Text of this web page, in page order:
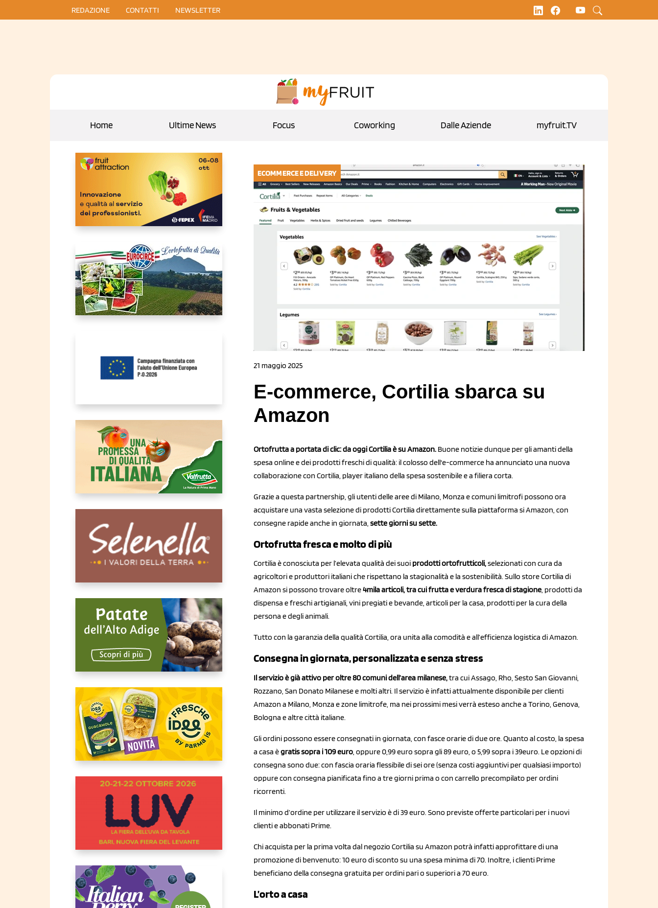
REDAZIONE CONTATTI NEWSLETTER
Home Ultime News Focus Coworking Dalle Aziende myfruit.TV
ECOMMERCE E DELIVERY
21 maggio 2025
E-commerce, Cortilia sbarca su
Amazon
Ortofrutta a portata di clic: da oggi Cortilia è su Amazon. Buone notizie dunque per gli amanti della
spesa online e dei prodotti freschi di qualità: il colosso dell'e-commerce ha annunciato una nuova
collaborazione con Cortilia, player italiano della spesa sostenibile e a filiera corta.
Grazie a questa partnership, gli utenti delle aree di Milano, Monza e comuni limitrofi possono ora
acquistare una vasta selezione di prodotti Cortilia direttamente sulla piattaforma si Amazon, con
consegne rapide anche in giornata, sette giorni su sette.
Ortofrutta fresca e molto di più
Cortilia è conosciuta per l’elevata qualità dei suoi prodotti ortofrutticoli,selezionati con cura da
agricoltori e produttori italiani che rispettano la stagionalità e la sostenibilità. Sullo store Cortilia di
Amazon si possono trovare oltre4mila articoli, tra cui frutta e verdura fresca di stagione, prodotti da
dispensa e freschi artigianali, vini pregiati e bevande, articoli per la casa, prodotti per la cura della
persona e degli animali.
Tutto con la garanzia della qualità Cortilia, ora unita alla comodità e all’efficienza logistica di Amazon.
Consegna in giornata, personalizzata e senza stress
Il servizio è già attivo per oltre 80 comuni dell’area milanese,tra cui Assago, Rho, Sesto San Giovanni,
Rozzano, San Donato Milanese e molti altri. Il servizio è infatti attualmente disponibile per clienti
Amazon a Milano, Monza e zone limitrofe, ma nei prossimi mesi verrà esteso anche a Torino, Genova,
Bologna e altre città italiane.
Gli ordini possono essere consegnati in giornata, con fasce orarie di due ore. Quanto al costo, la spesa
a casa ègratis sopra i 109 euro , oppure 0,99 euro sopra gli 89 euro, o 5,99 sopra i 39euro. Le opzioni di
consegna sono due: con fascia oraria flessibile di sei ore (senza costi aggiuntivi per qualsiasi importo)
oppure con consegna pianificata fino a tre giorni prima o con carrello precompilato per ordini
ricorrenti.
Il minimo d’ordine per utilizzare il servizio è di 39 euro. Sono previste offerte particolari per i nuovi
clienti e abbonati Prime.
Chi acquista per la prima volta dal negozio Cortilia su Amazon potrà infatti approfittare di una
promozione di benvenuto: 10 euro di sconto su una spesa minima di 70. Inoltre, i clienti Prime
beneficiano della consegna gratuita per ordini pari o superiori a 70 euro.
L’orto a casa